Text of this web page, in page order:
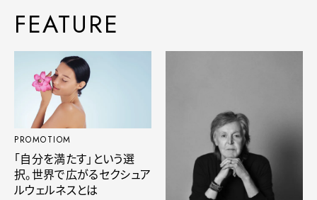
FEATURE
PROMOTIOM
「自分を満たす」という選
択。世界で広がるセクシュア
ルウェルネスとは